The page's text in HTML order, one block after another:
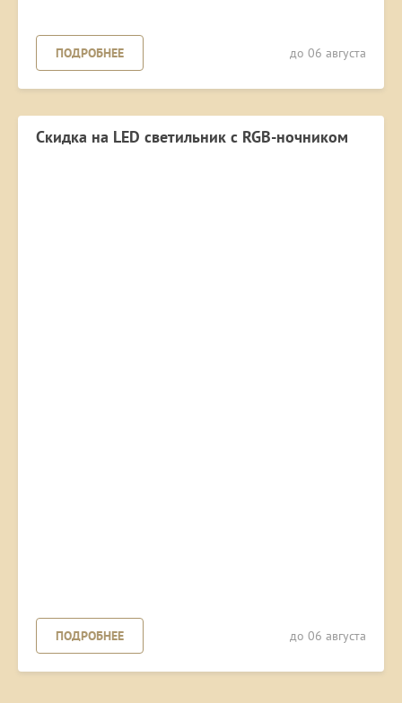
ПОДРОБНЕЕ до 06 августа
Скидка на LED светильник с RGB-ночником
ПОДРОБНЕЕ до 06 августа